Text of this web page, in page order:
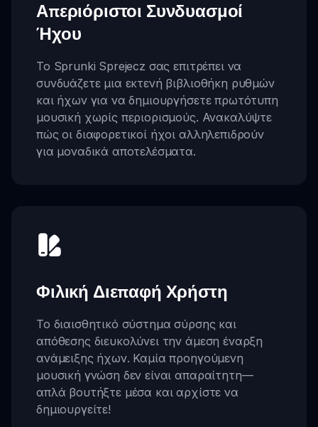
Απεριόριστοι Συνδυασμοί
Ήχου
Το Sprunki Sprejecz σας επιτρέπει να
συνδυάζετε μια εκτενή βιβλιοθήκη ρυθμών
και ήχων για να δημιουργήσετε πρωτότυπη
μουσική χωρίς περιορισμούς. Ανακαλύψτε
πώς οι διαφορετικοί ήχοι αλληλεπιδρούν
για μοναδικά αποτελέσματα.
Φιλική Διεπαφή Χρήστη
Το διαισθητικό σύστημα σύρσης και
απόθεσης διευκολύνει την άμεση έναρξη
ανάμειξης ήχων. Καμία προηγούμενη
μουσική γνώση δεν είναι απαραίτητη—
απλά βουτήξτε μέσα και αρχίστε να
δημιουργείτε!